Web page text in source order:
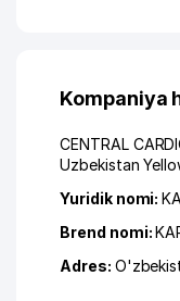
Kompaniya
CENTRAL
Uzbekistan
Yuridik nomi:
Brend nomi:
Adres: